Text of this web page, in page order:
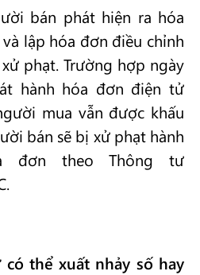
bán phát hiện ra hóa
lập hóa đơn điều chỉnh
phạt. Trường hợp ngày
hành hóa đơn điện tử
mua vẫn được khấu
bán sẽ bị xử phạt hành
đơn theo Thông tư
thể xuất nhảy số hay